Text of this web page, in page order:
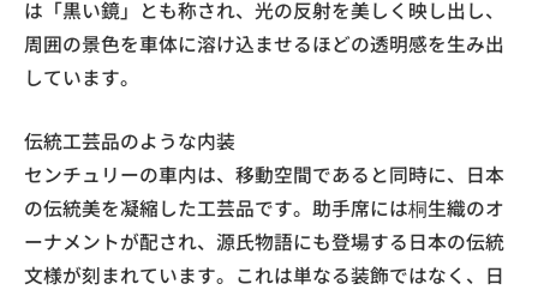
は「黒い鏡」とも称され、光の反射を美しく映し出し、
周囲の景色を車体に溶け込ませるほどの透明感を生み出
しています。
伝統工芸品のような内装
センチュリーの車内は、移動空間であると同時に、日本
の伝統美を凝縮した工芸品です。助手席には桐生織のオ
ーナメントが配され、源氏物語にも登場する日本の伝統
文様が刻まれています。これは単なる装飾ではなく、日